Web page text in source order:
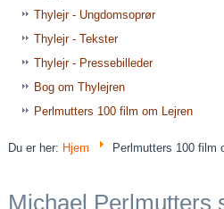
Thylejr - Ungdomsoprør
Thylejr - Tekster
Thylejr - Pressebilleder
Bog om Thylejren
Perlmutters 100 film om Lejren
Du er her: Hjem Perlmutters 100 film
Michael Perlmutters